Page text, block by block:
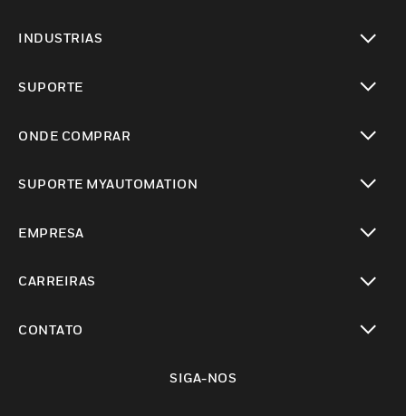
INDUSTRIAS
SUPORTE
ONDE COMPRAR
SUPORTE MYAUTOMATION
EMPRESA
CARREIRAS
CONTATO
SIGA-NOS